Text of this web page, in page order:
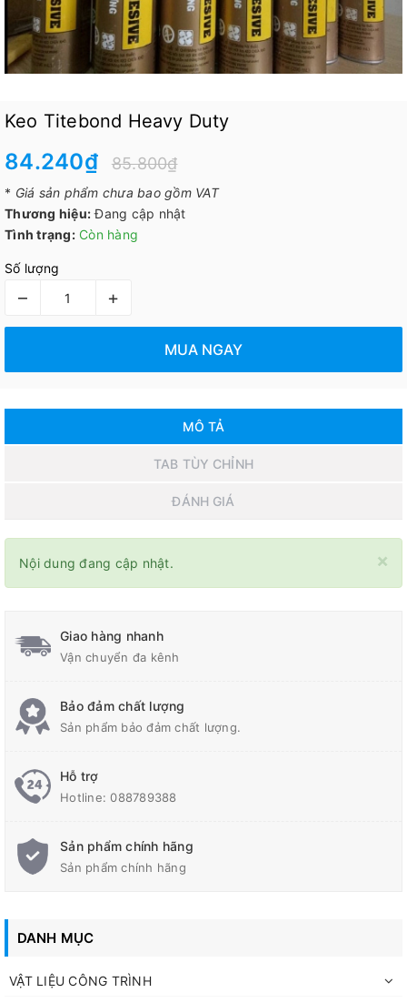
Keo Titebond Heavy Duty
84.240₫ 85.800₫
* Giá sản phẩm chưa bao gồm VAT
Thương hiệu: Đang cập nhật
Tình trạng: Còn hàng
Số lượng
– +
MUA NGAY
MÔ TẢ
TAB TÙY CHỈNH
ĐÁNH GIÁ
×
Nội dung đang cập nhật.
Giao hàng nhanh
Vận chuyển đa kênh
Bảo đảm chất lượng
Sản phẩm bảo đảm chất lượng.
Hỗ trợ
Hotline:088789388
Sản phẩm chính hãng
Sản phẩm chính hãng
DANH MỤC
VẬT LIỆU CÔNG TRÌNH